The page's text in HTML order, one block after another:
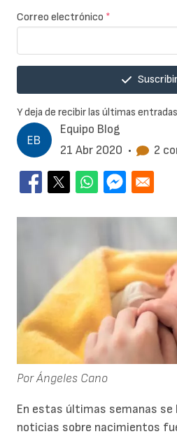
Equipo Blog
21 Abr 2020 • 2
Por Ángeles Cano
En estas últimas semanas se
noticias sobre nacimientos
Correo electrónico *
Y deja de recibir las últimas